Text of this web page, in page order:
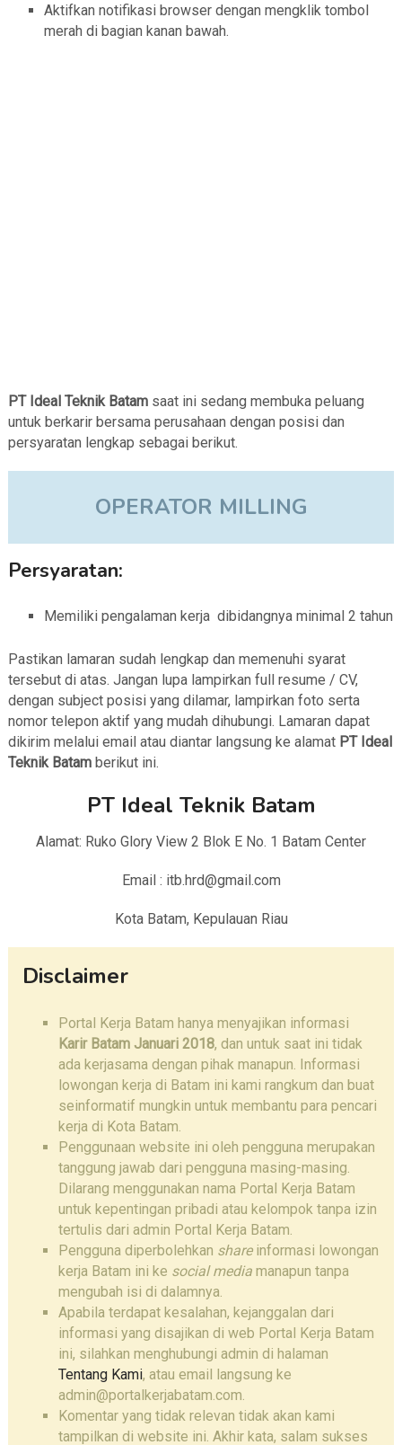
Aktifkan notifikasi browser dengan mengklik tombol
merah di bagian kanan bawah.
PT Ideal Teknik Batamsaat ini sedang membuka peluang
untuk berkarir bersama perusahaan dengan posisi dan
persyaratan lengkap sebagai berikut.
OPERATOR MILLING
Persyaratan:
Memiliki pengalaman kerja dibidangnya minimal 2 tahun
Pastikan lamaran sudah lengkap dan memenuhi syarat
tersebut di atas. Jangan lupa lampirkan full resume / CV,
dengan subject posisi yang dilamar, lampirkan foto serta
nomor telepon aktif yang mudah dihubungi. Lamaran dapat
dikirim melalui email atau diantar langsung ke alamatPT Ideal
Teknik Batamberikut ini.
PT Ideal Teknik Batam
Alamat: Ruko Glory View 2 Blok E No. 1 Batam Center
Email : itb.hrd@gmail.com
Kota Batam, Kepulauan Riau
Disclaimer
Portal Kerja Batam hanya menyajikan informasi
Karir Batam Januari 2018, dan untuk saat ini tidak
ada kerjasama dengan pihak manapun. Informasi
lowongan kerja di Batam ini kami rangkum dan buat
seinformatif mungkin untuk membantu para pencari
kerja di Kota Batam.
Penggunaan website ini oleh pengguna merupakan
tanggung jawab dari pengguna masing-masing.
Dilarang menggunakan nama Portal Kerja Batam
untuk kepentingan pribadi atau kelompok tanpa izin
tertulis dari admin Portal Kerja Batam.
Pengguna diperbolehkan shareinformasi lowongan
kerja Batam ini ke social mediamanapun tanpa
mengubah isi di dalamnya.
Apabila terdapat kesalahan, kejanggalan dari
informasi yang disajikan di web Portal Kerja Batam
ini, silahkan menghubungi admin di halaman
Tentang Kami, atau email langsung ke
admin@portalkerjabatam.com.
Komentar yang tidak relevan tidak akan kami
tampilkan di website ini. Akhir kata, salam sukses